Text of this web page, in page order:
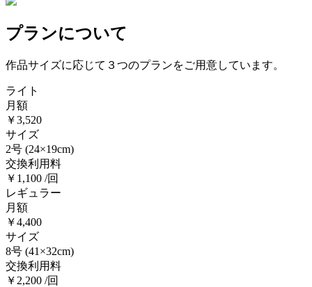
プランについて
作品サイズに応じて３つのプランをご用意しています。
ライト
月額
￥3,520
サイズ
2号 (24×19cm)
交換利用料
￥1,100 /回
レギュラー
月額
￥4,400
サイズ
8号 (41×32cm)
交換利用料
￥2,200 /回